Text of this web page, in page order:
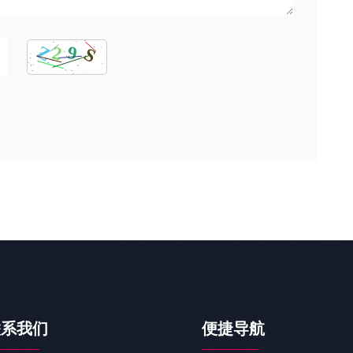
我们 便捷导航